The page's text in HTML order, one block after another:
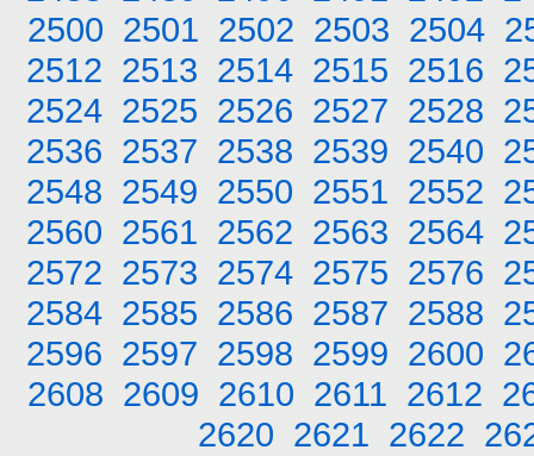
2500 2501 2502 2503 2504
2512 2513 2514 2515 2516
2524 2525 2526 2527 2528
2536 2537 2538 2539 2540
2548 2549 2550 2551 2552
2560 2561 2562 2563 2564
2572 2573 2574 2575 2576
2584 2585 2586 2587 2588
2596 2597 2598 2599 2600
2608 2609 2610 2611 2612
2620 2621 2622